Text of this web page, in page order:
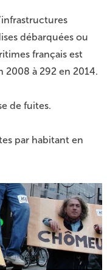
débarquées ou
français est
2008 à 292 en 2014.
de fuites.
par habitant en